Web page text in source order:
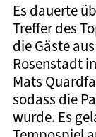
Es dauerte
Treffer des
die Gäste
Rosenstadt
Mats
sodass die
wurde. Es